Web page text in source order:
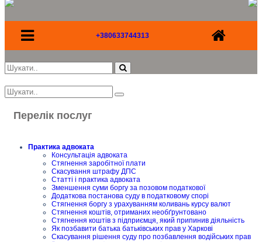
+380633744313
Перелік послуг
Практика адвоката
Консультація адвоката
Стягнення заробітної плати
Скасування штрафу ДПС
Статті і практика адвоката
Зменшення суми боргу за позовом податкової
Додаткова постанова суду в податковому спорі
Стягнення боргу з урахуванням коливань курсу валют
Стягнення коштів, отриманих необґрунтовано
Стягнення коштів з підприємця, який припинив діяльність
Як позбавити батька батьківських прав у Харкові
Скасування рішення суду про позбавлення водійських прав